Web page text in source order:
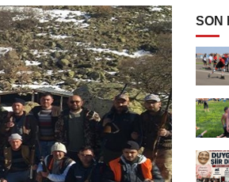
SON